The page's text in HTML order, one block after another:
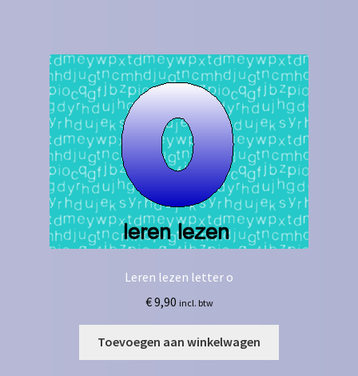
Leren lezen letter o
€9,90 incl. btw
Toevoegen aan winkelwagen